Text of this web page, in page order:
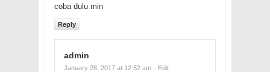
coba dulu min
Reply
admin
January 28, 2017 at 12:52 am · Edit